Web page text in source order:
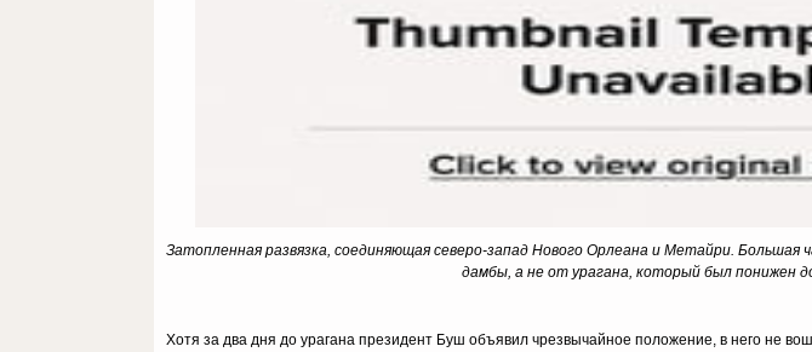
Затопленная развязка, соединяющая северо-запад Нового Орлеана и Метайри.
дамбы, а не от урагана, который был понижен
Хотя за два дня до урагана президент Буш объявил чрезвычайное положение, в него не